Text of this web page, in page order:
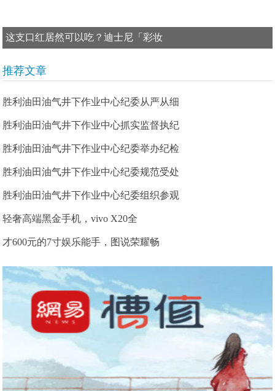
这支口红居然可以吃？迪士尼「彩妆
推荐文章
胜利油田油气井下作业中心纪委从严从细
胜利油田油气井下作业中心抓实监督执纪
胜利油田油气井下作业中心纪委举办纪检
胜利油田油气井下作业中心纪委规范受处
胜利油田油气井下作业中心纪委组织参观
轻奢高端黑金手机，vivo X20全
才600元的7寸娱乐能手，图说荣耀畅